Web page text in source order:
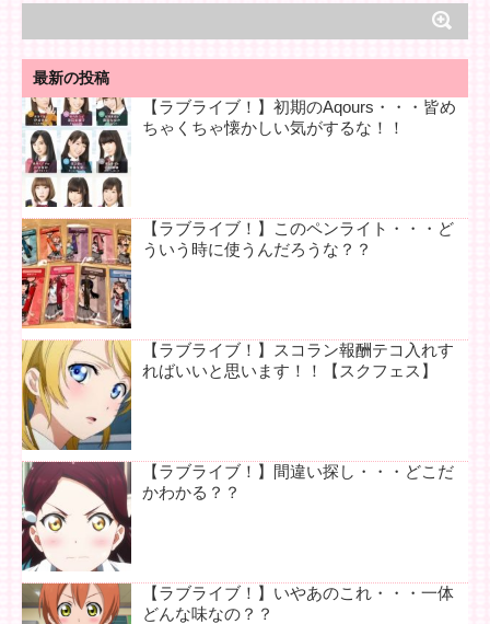
最新の投稿
【ラブライブ！】初期のAqours・・・皆め
ちゃくちゃ懐かしい気がするな！！
【ラブライブ！】このペンライト・・・ど
ういう時に使うんだろうな？？
【ラブライブ！】スコラン報酬テコ入れす
ればいいと思います！！【スクフェス】
【ラブライブ！】間違い探し・・・どこだ
かわかる？？
【ラブライブ！】いやあのこれ・・・一体
どんな味なの？？